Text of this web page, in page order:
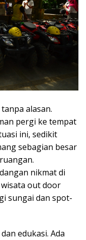
alasan.
pergi ke tempat
ini, sedikit
sebagian besar
nikmat di
out door
sungai dan spot-
edukasi. Ada